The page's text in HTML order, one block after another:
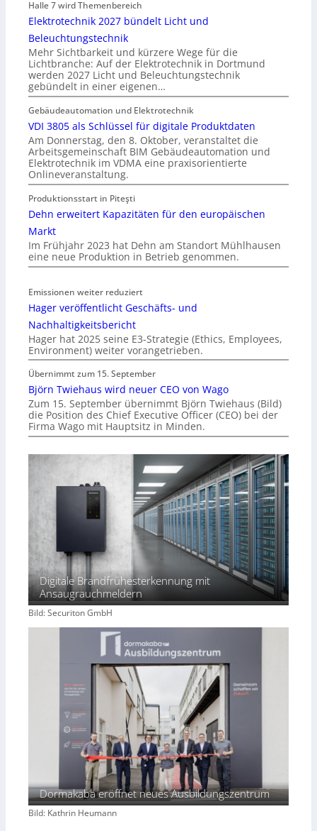
Halle 7 wird Themenbereich
Elektrotechnik 2027 bündelt Licht und
Beleuchtungstechnik
Mehr Sichtbarkeit und kürzere Wege für die
Lichtbranche: Auf der Elektrotechnik in Dortmund
werden 2027 Licht und Beleuchtungstechnik
gebündelt in einer eigenen…
Gebäudeautomation und Elektrotechnik
VDI 3805 als Schlüssel für digitale Produktdaten
Am Donnerstag, den 8. Oktober, veranstaltet die
Arbeitsgemeinschaft BIM Gebäudeautomation und
Elektrotechnik im VDMA eine praxisorientierte
Onlineveranstaltung.
Produktionsstart in Piteşti
Dehn erweitert Kapazitäten für den europäischen
Markt
Im Frühjahr 2023 hat Dehn am Standort Mühlhausen
eine neue Produktion in Betrieb genommen.
Emissionen weiter reduziert
Hager veröffentlicht Geschäfts- und
Nachhaltigkeitsbericht
Hager hat 2025 seine E3-Strategie (Ethics, Employees,
Environment) weiter vorangetrieben.
Übernimmt zum 15. September
Björn Twiehaus wird neuer CEO von Wago
Zum 15. September übernimmt Björn Twiehaus (Bild)
die Position des Chief Executive Officer (CEO) bei der
Firma Wago mit Hauptsitz in Minden.
Digitale Brandfrühesterkennung mit
Ansaugrauchmeldern
Bild: Securiton GmbH
Dormakaba eröffnet neues Ausbildungszentrum
Bild: Kathrin Heumann